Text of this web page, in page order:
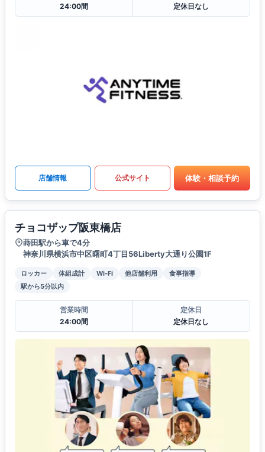
24:00間
定休日なし
店舗情報 公式サイト 体験・相談予約
チョコザップ阪東橋店
蒔田駅から車で4分
神奈川県横浜市中区曙町4丁目56Liberty大通り公園1F
ロッカー 体組成計 Wi-Fi 他店舗利用
食事指導
駅から5分以内
営業時間
24:00間
定休日
定休日なし